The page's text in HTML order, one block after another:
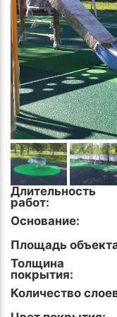
Длительность
работ:
Основание:
Площадь
Толщина
покрытия:
Количество